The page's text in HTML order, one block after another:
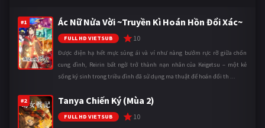
#1 Ác Nữ Nửa Vời ~Truyền Kì Hoán Hồn Đổi Xác~
FULL HD VIETSUB 10
Được điện hạ hết mực sủng ái và ví như nàng bướm rực rỡ giữa chốn
cung đình, Reirin bất ngờ trở thành nạn nhân của Keigetsu – một kẻ
sống ký sinh trong triều đình đã sử dụng ma thuật để hoán đổi th ...
#2 Tanya Chiến Ký (Mùa 2)
FULL HD VIETSUB 10